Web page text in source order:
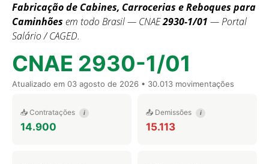
Fabricação de Cabines, Carrocerias e Reboques para
Caminhões em todo Brasil — CNAE2930-1/01 — Portal
Salário / CAGED.
CNAE 2930-1/01
Atualizado em 03 agosto de 2026 • 30.013 movimentações
📥 Contratações i
14.900
📤 Demissões i
15.113